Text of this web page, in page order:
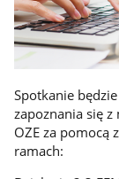
Spotkanie
zapoznania się
OZE za
ramach: